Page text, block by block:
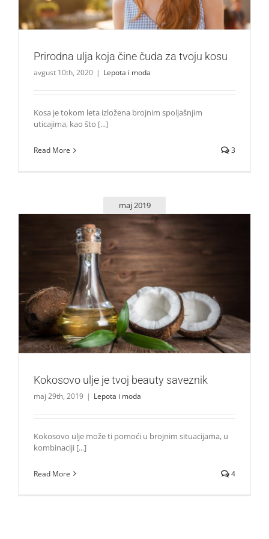
Prirodna ulja koja čine čuda za tvoju kosu
avgust 10th, 2020 | Lepota i moda
Kosa je tokom leta izložena brojnim spoljašnjim
uticajima, kao što [...]
Read More 3
maj 2019
Kokosovo ulje je tvoj beauty saveznik
Lepota i moda
Kokosovo ulje je tvoj beauty saveznik
maj 29th, 2019 | Lepota i moda
Kokosovo ulje može ti pomoći u brojnim situacijama, u
kombinaciji [...]
Read More 4